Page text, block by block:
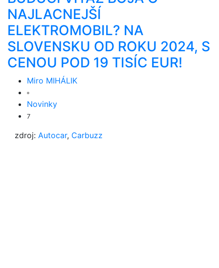
NAJLACNEJŠÍ
ELEKTROMOBIL? NA
SLOVENSKU OD ROKU 2024, S
CENOU POD 19 TISÍC EUR!
Miro MIHÁLIK
Novinky
7
zdroj: Autocar, Carbuzz